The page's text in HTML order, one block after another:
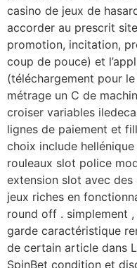
casino de jeux de
accorder au prescrit
promotion, incitation,
coup de pouce) et
(téléchargement pour
métrage un C de
croiser variables
lignes de paiement et
choix include
rouleaux slot police
extension slot avec
jeux riches en
round off . simplement
garde caractéristique
de certain article dans
SpinBet condition et